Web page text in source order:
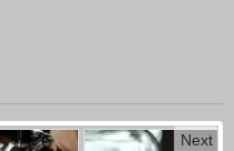
Next